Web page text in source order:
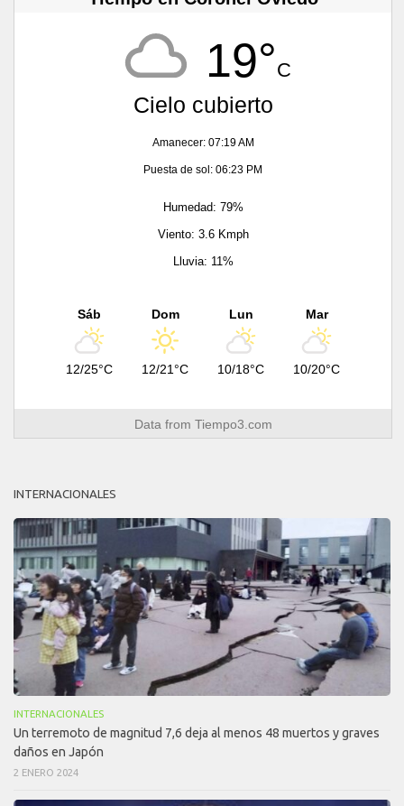
19°C
Cielo cubierto
Amanecer: 07:19 AM
Puesta de sol: 06:23 PM
Humedad: 79%
Viento: 3.6 Kmph
Lluvia: 11%
Sáb
12/25°C
Dom
12/21°C
Lun
10/18°C
Mar
10/20°C
Data from Tiempo3.com
INTERNACIONALES
INTERNACIONALES
Un terremoto de magnitud 7,6 deja al menos 48 muertos y graves
daños en Japón
2 ENERO 2024